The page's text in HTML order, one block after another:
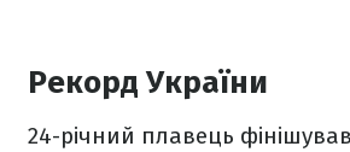
Рекорд України
24-річний плавець